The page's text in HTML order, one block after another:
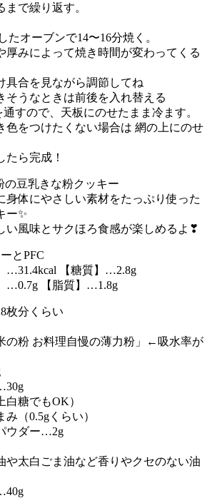
で繰り返す。
たオーブンで14〜16分焼く。
みによって焼き時間が変わってくる
具合を見ながら調節してね
そうなときは前後を入れ替える
すので、天板にのせたまま冷ます。
色をつけたくない場合は 網の上にのせ
たら完成！
の豆乳きな粉クッキー
身体にやさしい素材をたっぷり使った
ー✨
い風味とサクほろ食感が楽しめるよ❣
とPFC
…31.4kcal 【糖質】…2.8g
…0.7g 【脂質】…1.8g
枚分くらい
の粉 お料理自慢の薄力粉」←吸水率が
白糖でもOK）
（0.5gくらい）
ウダー…2g
や太白ごま油など香りやクセのない油